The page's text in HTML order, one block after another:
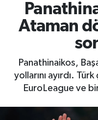
Ataman
Panathinaikos,
yollarını ayırdı.
EuroLeague ve